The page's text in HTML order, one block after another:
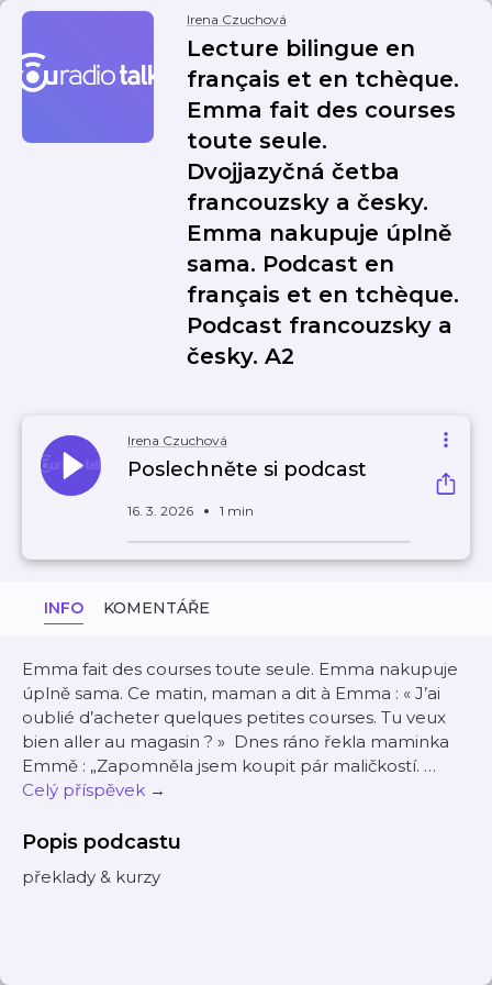
Irena Czuchová
Lecture bilingue en
français et en tchèque.
Emma fait des courses
toute seule.
Dvojjazyčná četba
francouzsky a česky.
Emma nakupuje úplně
sama. Podcast en
français et en tchèque.
Podcast francouzsky a
česky. A2
Irena Czuchová
Poslechněte si podcast
16. 3. 2026 1 min
INFO KOMENTÁŘE
Emma fait des courses toute seule. Emma nakupuje
úplně sama. Ce matin, maman a dit à Emma : « J’ai
oublié d’acheter quelques petites courses. Tu veux
bien aller au magasin ? » Dnes ráno řekla maminka
Emmě : „Zapomněla jsem koupit pár maličkostí. …
Celý příspěvek →
Popis podcastu
překlady & kurzy